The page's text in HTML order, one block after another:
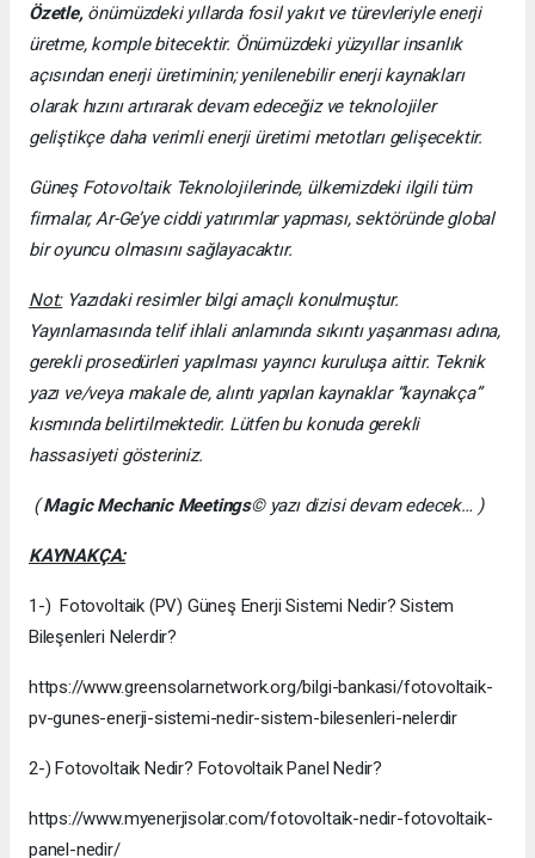
Özetle,önümüzdeki yıllarda fosil yakıt ve türevleriyle enerji
üretme, komple bitecektir. Önümüzdeki yüzyıllar insanlık
açısından enerji üretiminin; yenilenebilir enerji kaynakları
olarak hızını artırarak devam edeceğiz ve teknolojiler
geliştikçe daha verimli enerji üretimi metotları gelişecektir.
Güneş Fotovoltaik Teknolojilerinde, ülkemizdeki ilgili tüm
firmalar, Ar-Ge’ye ciddi yatırımlar yapması, sektöründe global
bir oyuncu olmasını sağlayacaktır.
Not:Yazıdaki resimler bilgi amaçlı konulmuştur.
Yayınlamasında telif ihlali anlamında sıkıntı yaşanması adına,
gerekli prosedürleri yapılması yayıncı kuruluşa aittir. Teknik
yazı ve/veya makale de, alıntı yapılan kaynaklar “kaynakça”
kısmında belirtilmektedir. Lütfen bu konuda gerekli
hassasiyeti gösteriniz.
(Magic Mechanic Meetings© yazı dizisi devam edecek… )
KAYNAKÇA:
1-) Fotovoltaik (PV) Güneş Enerji Sistemi Nedir? Sistem
Bileşenleri Nelerdir?
https://www.greensolarnetwork.org/bilgi-bankasi/fotovoltaik-
pv-gunes-enerji-sistemi-nedir-sistem-bilesenleri-nelerdir
2-) Fotovoltaik Nedir? Fotovoltaik Panel Nedir?
https://www.myenerjisolar.com/fotovoltaik-nedir-fotovoltaik-
panel-nedir/